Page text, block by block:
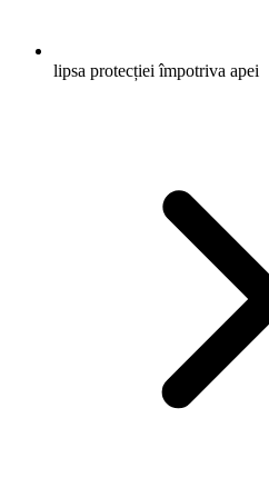
lipsa protecției împotriva apei